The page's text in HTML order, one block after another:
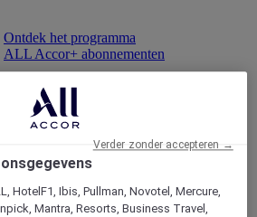
Ontdek het programma
ALL Accor+ abonnementen
HotelF1, Ibis, Pullman, Novotel, Mercure,
Mantra, Resorts, Business Travel,
Verder zonder accepteren →